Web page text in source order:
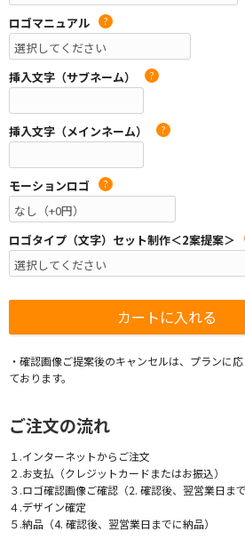
ロゴマニュアル ?
挿入文字（サブネーム） ?
挿入文字（メインネーム） ?
モーションロゴ ?
ロゴタイプ（文字）セット制作＜2案提案＞
・確認画像ご提案後のキャンセルは、プランに
ております。
ご注文の流れ
１.インターネットからご注文
２.お支払（クレジットカードまたはお振込）
３.ロゴ確認画像ご確認（2. 確認後、翌営業日まで
４.デザイン確定
５.納品（4. 確認後、翌営業日までに納品）